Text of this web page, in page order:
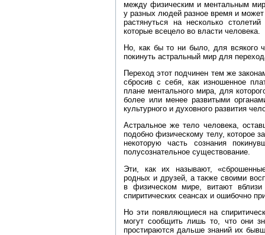
между физическим и ментальным
у разных людей разное время и
растянуться на несколько
которые всецело во власти человека.
Но, как бы то ни было, для всякого
покинуть астральный мир для
Переход этот подчинен тем же
сбросив с себя, как изношенное
плане ментального мира, для
более или менее развитыми
культурного и духовного развития
Астральное же тело человека,
подобно физическому телу, которое
некоторую часть сознания
полусознательное существование.
Эти, как их называют,
родных и друзей, а также своими
в физическом мире, витают
спиритических сеансах и ошибочно
Но эти появляющиеся на
могут сообщить лишь то, что они
простираются дальше знаний их